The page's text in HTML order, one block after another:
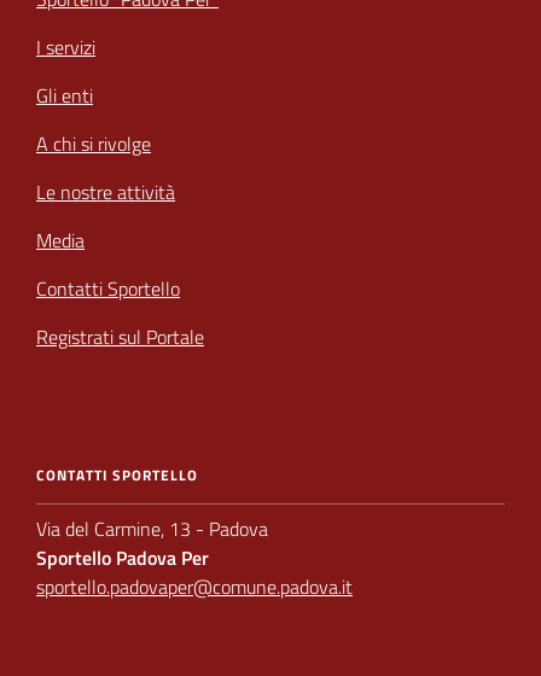
I servizi
Gli enti
A chi si rivolge
Le nostre attività
Media
Contatti Sportello
Registrati sul Portale
CONTATTI SPORTELLO
Via del Carmine, 13 - Padova
Sportello Padova Per
sportello.padovaper@comune.padova.it